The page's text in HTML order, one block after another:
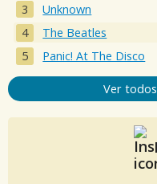
Unknown
The Beatles
Panic! At The Disco
Ver